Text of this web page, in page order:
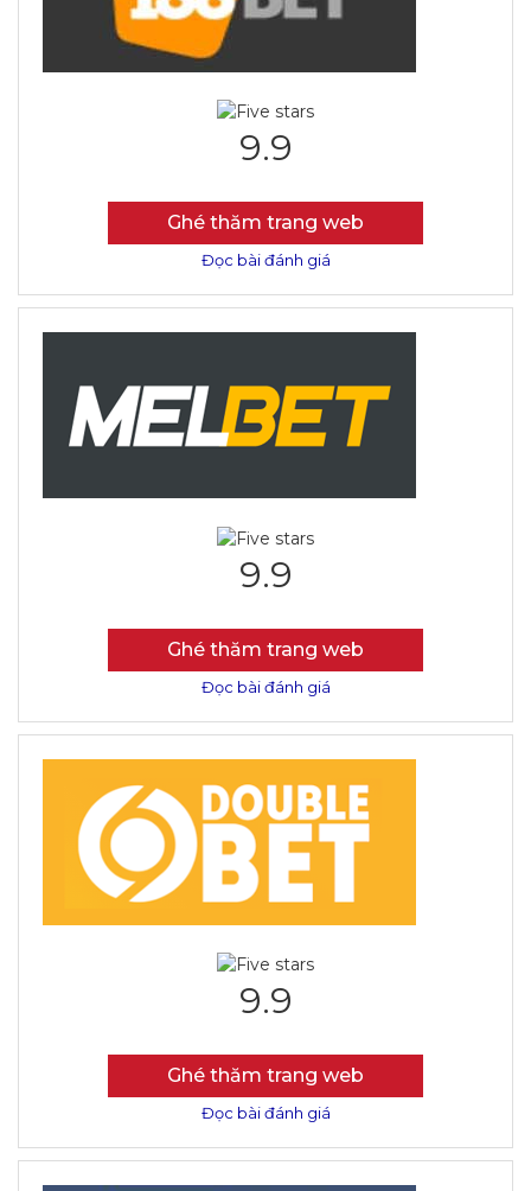
9.9
Ghé thăm trang web
Đọc bài đánh giá
9.9
Ghé thăm trang web
Đọc bài đánh giá
9.9
Ghé thăm trang web
Đọc bài đánh giá